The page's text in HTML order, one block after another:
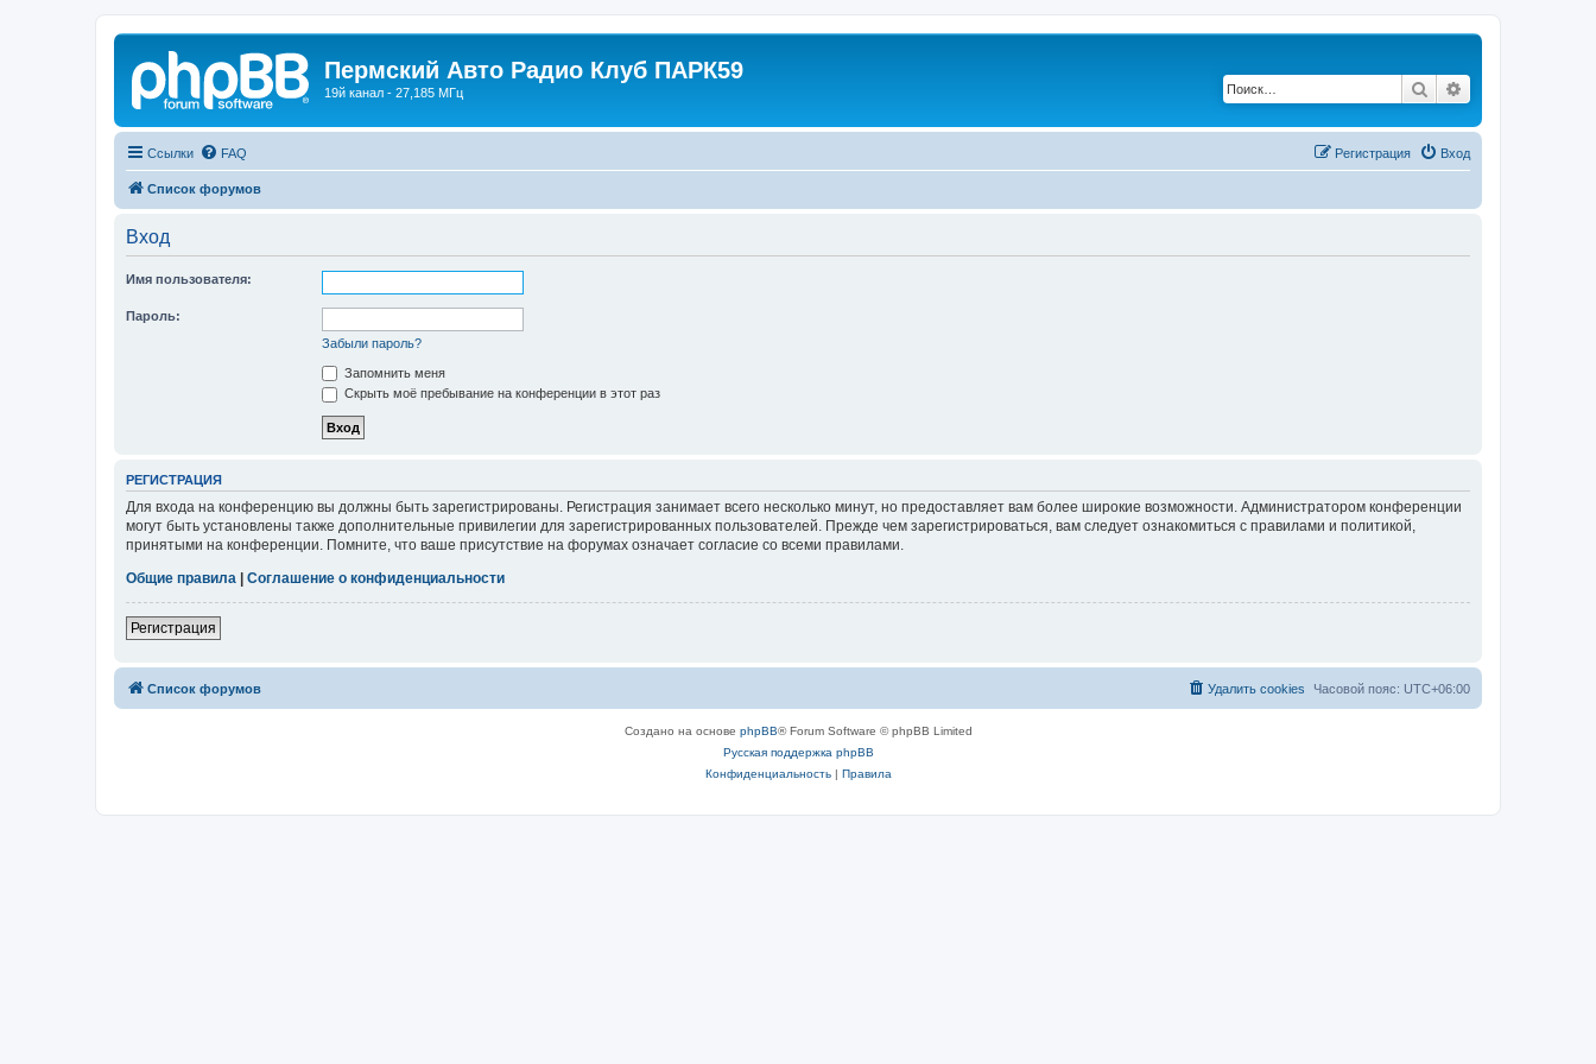
Пермский Авто Радио Клуб ПАРК59
19й канал - 27,185 МГц Поиск
Ссылки FAQ Вход
Регистрация
Список форумов
Вход
Имя пользователя:
Пароль:
Забыли пароль?
Запомнить меня
Скрыть моё пребывание на конференции в этот раз
РЕГИСТРАЦИЯ
Для входа на конференцию вы должны быть зарегистрированы. Регистрация занимает всего несколько минут, но предоставляет вам более широкие возможности. Администратором конференции
могут быть установлены также дополнительные привилегии для зарегистрированных пользователей. Прежде чем зарегистрироваться, вам следует ознакомиться с правилами и политикой,
принятыми на конференции. Помните, что ваше присутствие на форумах означает согласие со всеми правилами.
Общие правила
Соглашение о конфиденциальности
Регистрация
Список форумов Часовой пояс: UTC+06:00
Удалить cookies
Создано на основе phpBB® Forum Software © phpBB Limited
Русская поддержка phpBB
Конфиденциальность| Правила